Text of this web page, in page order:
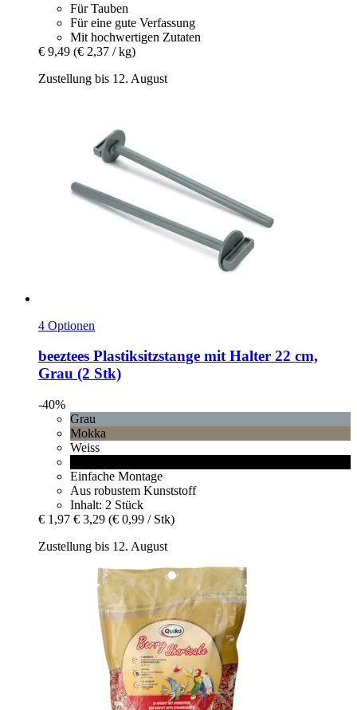
Für Tauben
Für eine gute Verfassung
Mit hochwertigen Zutaten
€ 9,49 (€ 2,37 / kg)
Zustellung bis 12. August
4 Optionen
beeztees Plastiksitzstange mit Halter 22 cm,
Grau (2 Stk)
-40%
Grau
Mokka
Weiss
Einfache Montage
Aus robustem Kunststoff
Inhalt: 2 Stück
€ 1,97 € 3,29 (€ 0,99 / Stk)
Zustellung bis 12. August